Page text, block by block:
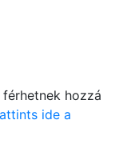
hozzá
ide a